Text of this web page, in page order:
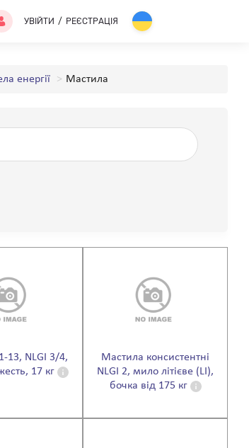
УВІЙТИ / РЕЄСТРАЦІЯ
енергії Мастила
13, NLGI 3/4,
17 кг
Мастила консистентні
NLGI 2, мило літієве (LI),
бочка від 175 кг